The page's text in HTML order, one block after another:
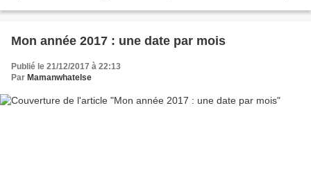
Mon année 2017 : une date par mois
Publié le 21/12/2017 à 22:13
Par Mamanwhatelse